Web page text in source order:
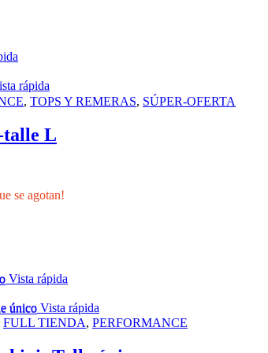
rápida
, TOPS Y REMERAS, SÚPER-OFERTA
talle L
se agotan!
Vista rápida
Vista rápida
FULL TIENDA, PERFORMANCE